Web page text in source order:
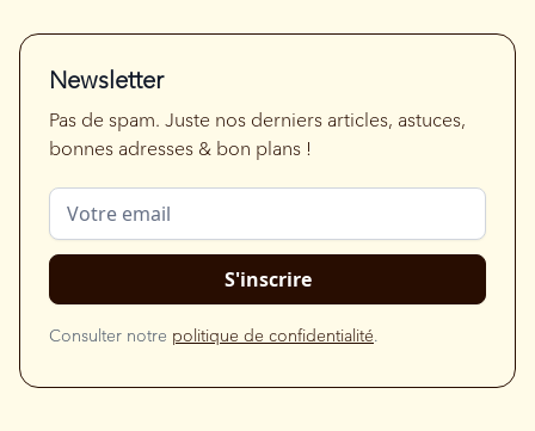
Newsletter
Pas de spam. Juste nos derniers articles, astuces,
bonnes adresses & bon plans !
Consulter notre politique de confidentialité.